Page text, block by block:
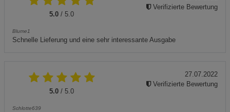
5.0 / 5.0
Blume1
Schnelle Lieferung und eine sehr interessante Ausgabe
Verifizierte Bewertung
5.0 / 5.0
Schlotte639
27.07.2022
Verifizierte Bewertung